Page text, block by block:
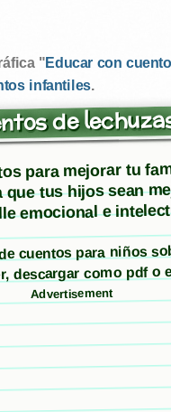
"Educar con
infantiles.
de
para mejorar tu
tus hijos sean
emocional e
cuentos para niños
descargar como pdf o
Advertisement